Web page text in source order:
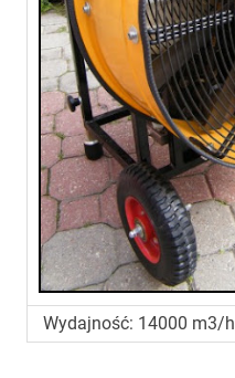
Wydajność: 14000 m3/h